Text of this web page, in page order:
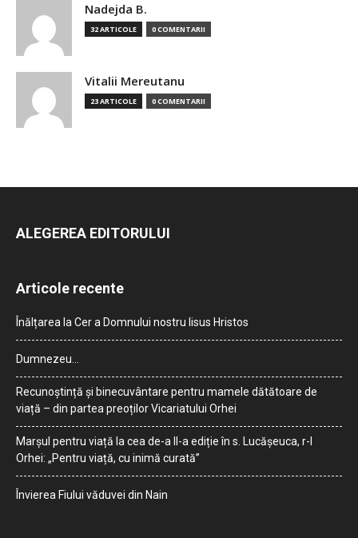
Nadejda B.
32 ARTICOLE 0 COMENTARII
Vitalii Mereutanu
23 ARTICOLE 0 COMENTARII
ALEGEREA EDITORULUI
Articole recente
Înălțarea la Cer a Domnului nostru Iisus Hristos
Dumnezeu…
Recunoștință și binecuvântare pentru mamele dătătoare de
viață – din partea preoților Vicariatului Orhei
Marșul pentru viață la cea de-a II-a ediție în s. Lucășeuca, r-l
Orhei: „Pentru viață, cu inimă curată”
Învierea Fiului văduvei din Nain